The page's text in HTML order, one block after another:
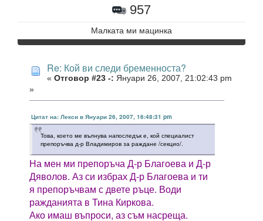
957
Малката ми мацинка
Re: Кой ви следи бременноста?
« Отговор #23 -: Януари 26, 2007, 21:02:43 pm
»
Цитат на: Лекси в Януари 26, 2007, 16:48:31 pm
Това, което ме вълнува напоследък е, кой специалист
препоръчва д-р Владимиров за раждане /секцио/.
На мен ми препоръча Д-р Благоева и Д-р
Дяволов. Аз си избрах Д-р Благоева и ти
я препоръчвам с двете ръце. Води
ражданията в Тина Киркова.
Ако имаш въпроси, аз съм насреща.